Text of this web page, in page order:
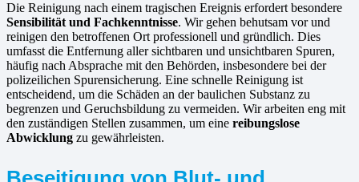
Die Reinigung nach einem tragischen Ereignis erfordert besondere
Sensibilität und Fachkenntnisse. Wir gehen behutsam vor und
reinigen den betroffenen Ort professionell und gründlich. Dies
umfasst die Entfernung aller sichtbaren und unsichtbaren Spuren,
häufig nach Absprache mit den Behörden, insbesondere bei der
polizeilichen Spurensicherung. Eine schnelle Reinigung ist
entscheidend, um die Schäden an der baulichen Substanz zu
begrenzen und Geruchsbildung zu vermeiden. Wir arbeiten eng mit
den zuständigen Stellen zusammen, um eine reibungslose
Abwicklung zu gewährleisten.